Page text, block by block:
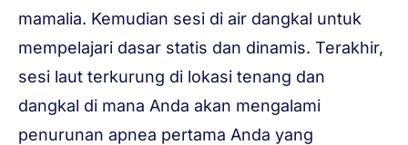
mamalia. Kemudian sesi di air dangkal untuk
mempelajari dasar statis dan dinamis. Terakhir,
sesi laut terkurung di lokasi tenang dan
dangkal di mana Anda akan mengalami
penurunan apnea pertama Anda yang